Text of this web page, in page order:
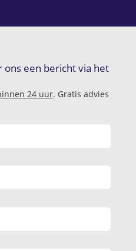
ons een bericht via het
24 uur. Gratis advies